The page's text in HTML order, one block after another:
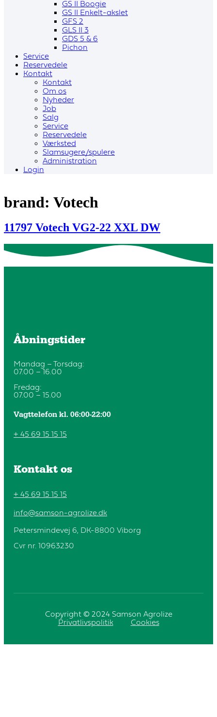
GS II Boogie
GS II Enkelt-akslet
GFS 2
GLS II 3
GDS 5 & 6
Pichon
Service
Reservedele
Kontakt
Kontakt
Om os
Nyheder
Job
Salg
Service
Reservedele
Værksted
Slamsugere/spulere
Administration
Login
brand: Votech
11797 Votech VG2-22 XXL DW
Åbningstider
Mandag – Torsdag:
07.00 – 16.00
Fredag:
07.00 – 15.00
Vagttelefon kl. 06:00-22:00
+ 45 69 15 15 15
Kontakt os
+ 45 69 15 15 15
info@samson-agrolize.dk
Petersmindevej 6, DK-8800 Viborg
Cvr nr. 10963230
Copyright © 2024 Samson Agrolize
Privatlivspolitik
Cookies